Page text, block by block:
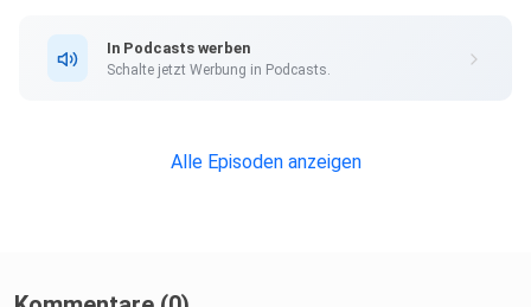
In Podcasts werben
Schalte jetzt Werbung in Podcasts.
Alle Episoden anzeigen